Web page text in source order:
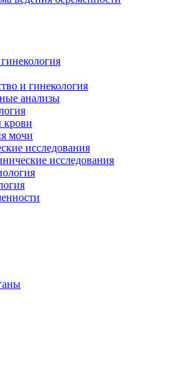
и гинекология
анализы
крови
мочи
исследования
исследования